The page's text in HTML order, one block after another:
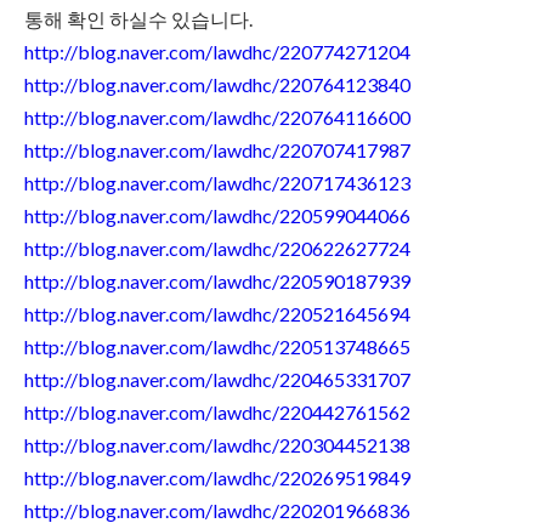
통해 확인 하실수 있습니다.
http://blog.naver.com/lawdhc/220774271204
http://blog.naver.com/lawdhc/220764123840
http://blog.naver.com/lawdhc/220764116600
http://blog.naver.com/lawdhc/220707417987
http://blog.naver.com/lawdhc/220717436123
http://blog.naver.com/lawdhc/220599044066
http://blog.naver.com/lawdhc/220622627724
http://blog.naver.com/lawdhc/220590187939
http://blog.naver.com/lawdhc/220521645694
http://blog.naver.com/lawdhc/220513748665
http://blog.naver.com/lawdhc/220465331707
http://blog.naver.com/lawdhc/220442761562
http://blog.naver.com/lawdhc/220304452138
http://blog.naver.com/lawdhc/220269519849
http://blog.naver.com/lawdhc/220201966836